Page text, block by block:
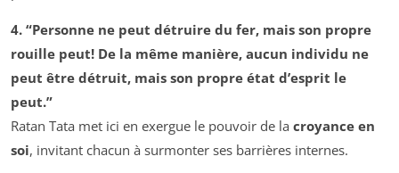
4. “Personne ne peut détruire du fer, mais son propre
rouille peut! De la même manière, aucun individu ne
peut être détruit, mais son propre état d’esprit le
peut.”
Ratan Tata met ici en exergue le pouvoir de la croyance en
soi, invitant chacun à surmonter ses barrières internes.